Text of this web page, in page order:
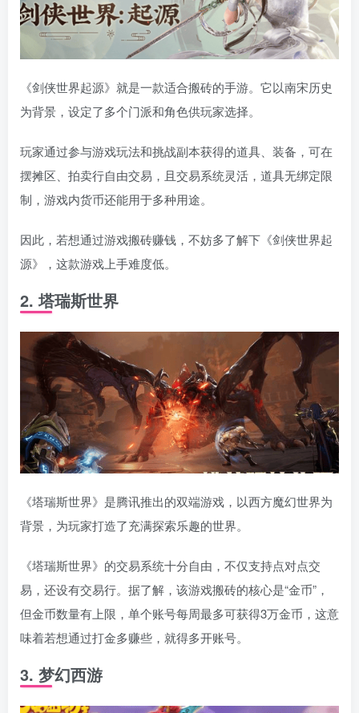
《剑侠世界起源》就是一款适合搬砖的手游。它以南宋历史
为背景，设定了多个门派和角色供玩家选择。
玩家通过参与游戏玩法和挑战副本获得的道具、装备，可在
摆摊区、拍卖行自由交易，且交易系统灵活，道具无绑定限
制，游戏内货币还能用于多种用途。
因此，若想通过游戏搬砖赚钱，不妨多了解下《剑侠世界起
源》，这款游戏上手难度低。
2. 塔瑞斯世界
《塔瑞斯世界》是腾讯推出的双端游戏，以西方魔幻世界为
背景，为玩家打造了充满探索乐趣的世界。
《塔瑞斯世界》的交易系统十分自由，不仅支持点对点交
易，还设有交易行。据了解，该游戏搬砖的核心是“金币”，
但金币数量有上限，单个账号每周最多可获得3万金币，这意
味着若想通过打金多赚些，就得多开账号。
3. 梦幻西游